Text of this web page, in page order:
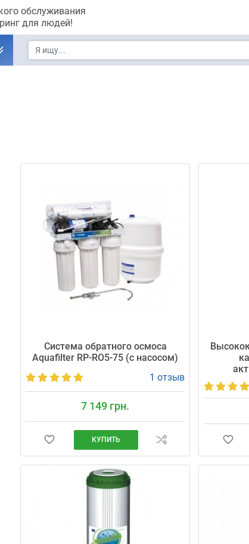
обслуживания
для людей!
Cистема обратного осмоса
Aquafilter RP-RO5-75 (с насосом)
1 отзыв
7 149 грн.
КУПИТЬ